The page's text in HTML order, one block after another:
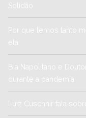
Por que temos tanto
ela
Bia Napolitano e
durante a pandemia
Luiz Cuschnir fala